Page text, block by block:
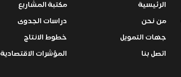
الرئيسية
من نحن
جهات التمويل
اتصل بنا
مكتبة المشاريع
دراسات الجدوى
خطوط الانتاج
المؤشرات الاقتصادية